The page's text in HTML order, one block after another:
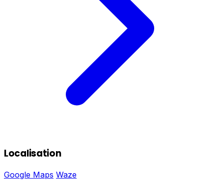
Localisation
Google Maps Waze